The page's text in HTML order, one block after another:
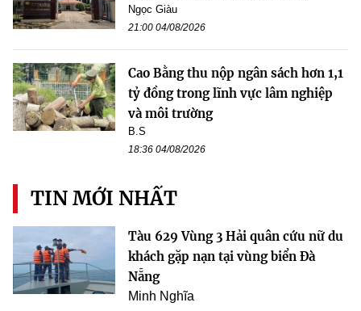
Ngọc Giàu
21:00 04/08/2026
Cao Bằng thu nộp ngân sách hơn 1,1
tỷ đồng trong lĩnh vực lâm nghiệp
và môi trường
B.S
18:36 04/08/2026
TIN MỚI NHẤT
Tàu 629 Vùng 3 Hải quân cứu nữ du
khách gặp nạn tại vùng biển Đà
Nẵng
Minh Nghĩa